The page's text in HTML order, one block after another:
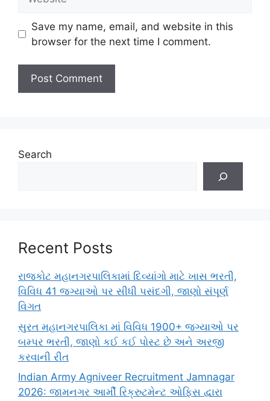
Save my name, email, and website in this
browser for the next time I comment.
Search
Recent Posts
રાજકોટ મહાનગરપાલિકામાં દિવ્યાંગો માટે ખાસ ભરતી,
વિવિધ 41 જગ્યાઓ પર સીધી પસંદગી, જાણો સંપૂર્ણ
વિગત
સુરત મહાનગરપાલિકા માં વિવિધ 1900+ જગ્યાઓ પર
બમ્પર ભરતી, જાણો કઈ કઈ પોસ્ટ છે અને અરજી
કરવાની રીત
Indian Army Agniveer Recruitment Jamnagar
2026: જામનગર આર્મી રિક્રુટમેન્ટ ઓફિસ દ્વારા